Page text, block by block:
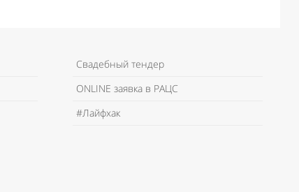
Свадебный тендер
ONLINE заявка в РАЦС
#Лайфхак